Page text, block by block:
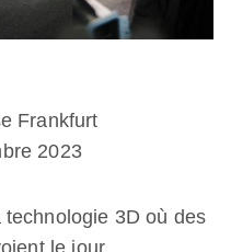
Frankfurt
2023
3D où des